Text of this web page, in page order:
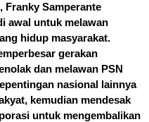
Franky Samperante
awal untuk melawan
hidup masyarakat.
gerakan
dan melawan PSN
nasional lainnya
kemudian mendesak
untuk mengembalikan